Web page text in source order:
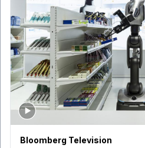
Bloomberg Television